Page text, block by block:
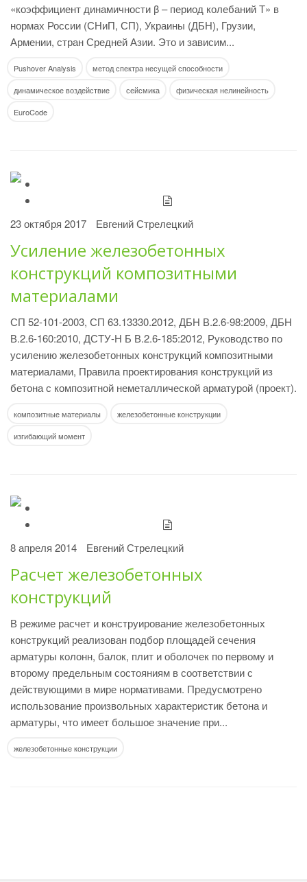
«коэффициент динамичности β – период колебаний Т» в
нормах России (СНиП, СП), Украины (ДБН), Грузии,
Армении, стран Средней Азии. Это и зависим...
Pushover Analysis
метод спектра несущей способности
динамическое воздействие
сейсмика
физическая нелинейность
EuroCode
23 октября 2017 Евгений Стрелецкий
Усиление железобетонных
конструкций композитными
материалами
СП 52-101-2003, СП 63.13330.2012, ДБН В.2.6-98:2009, ДБН
В.2.6-160:2010, ДСТУ-Н Б В.2.6-185:2012, Руководство по
усилению железобетонных конструкций композитными
материалами, Правила проектирования конструкций из
бетона с композитной неметаллической арматурой (проект).
композитные материалы
железобетонные конструкции
изгибающий момент
8 апреля 2014 Евгений Стрелецкий
Расчет железобетонных
конструкций
В режиме расчет и конструирование железобетонных
конструкций реализован подбор площадей сечения
арматуры колонн, балок, плит и оболочек по первому и
второму предельным состояниям в соответствии с
действующими в мире нормативами. Предусмотрено
использование произвольных характеристик бетона и
арматуры, что имеет большое значение при...
железобетонные конструкции